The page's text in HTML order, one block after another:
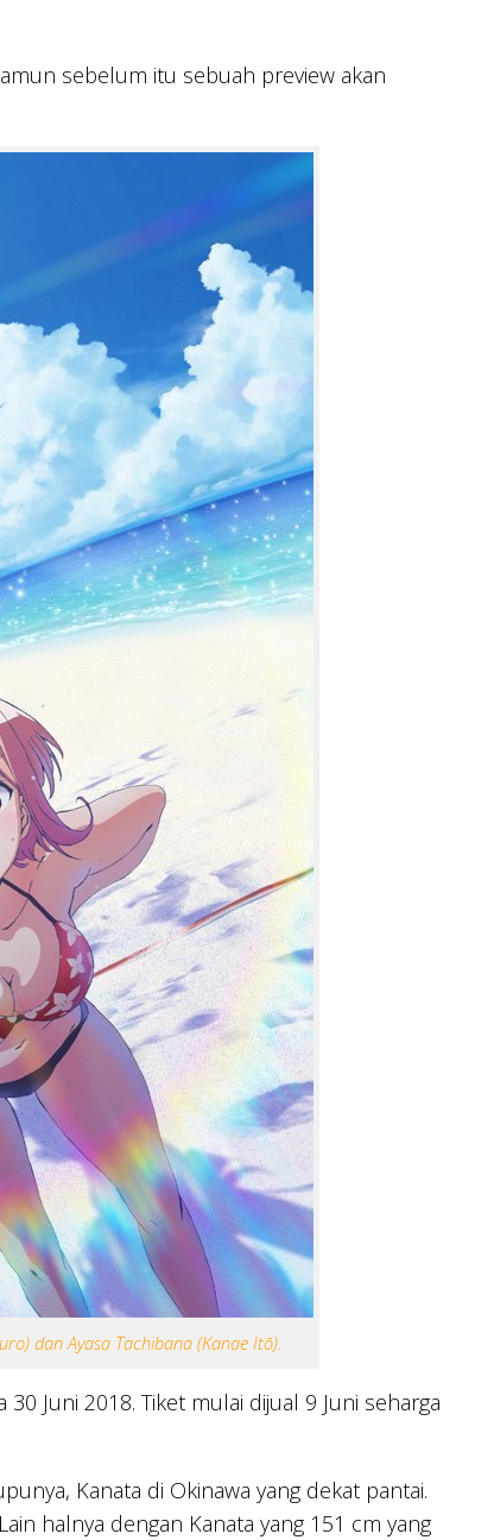
sebelum itu sebuah preview akan
dan Ayasa Tachibana (Kanae Itō).
Juni 2018. Tiket mulai dijual 9 Juni seharga
Kanata di Okinawa yang dekat pantai.
halnya dengan Kanata yang 151 cm yang